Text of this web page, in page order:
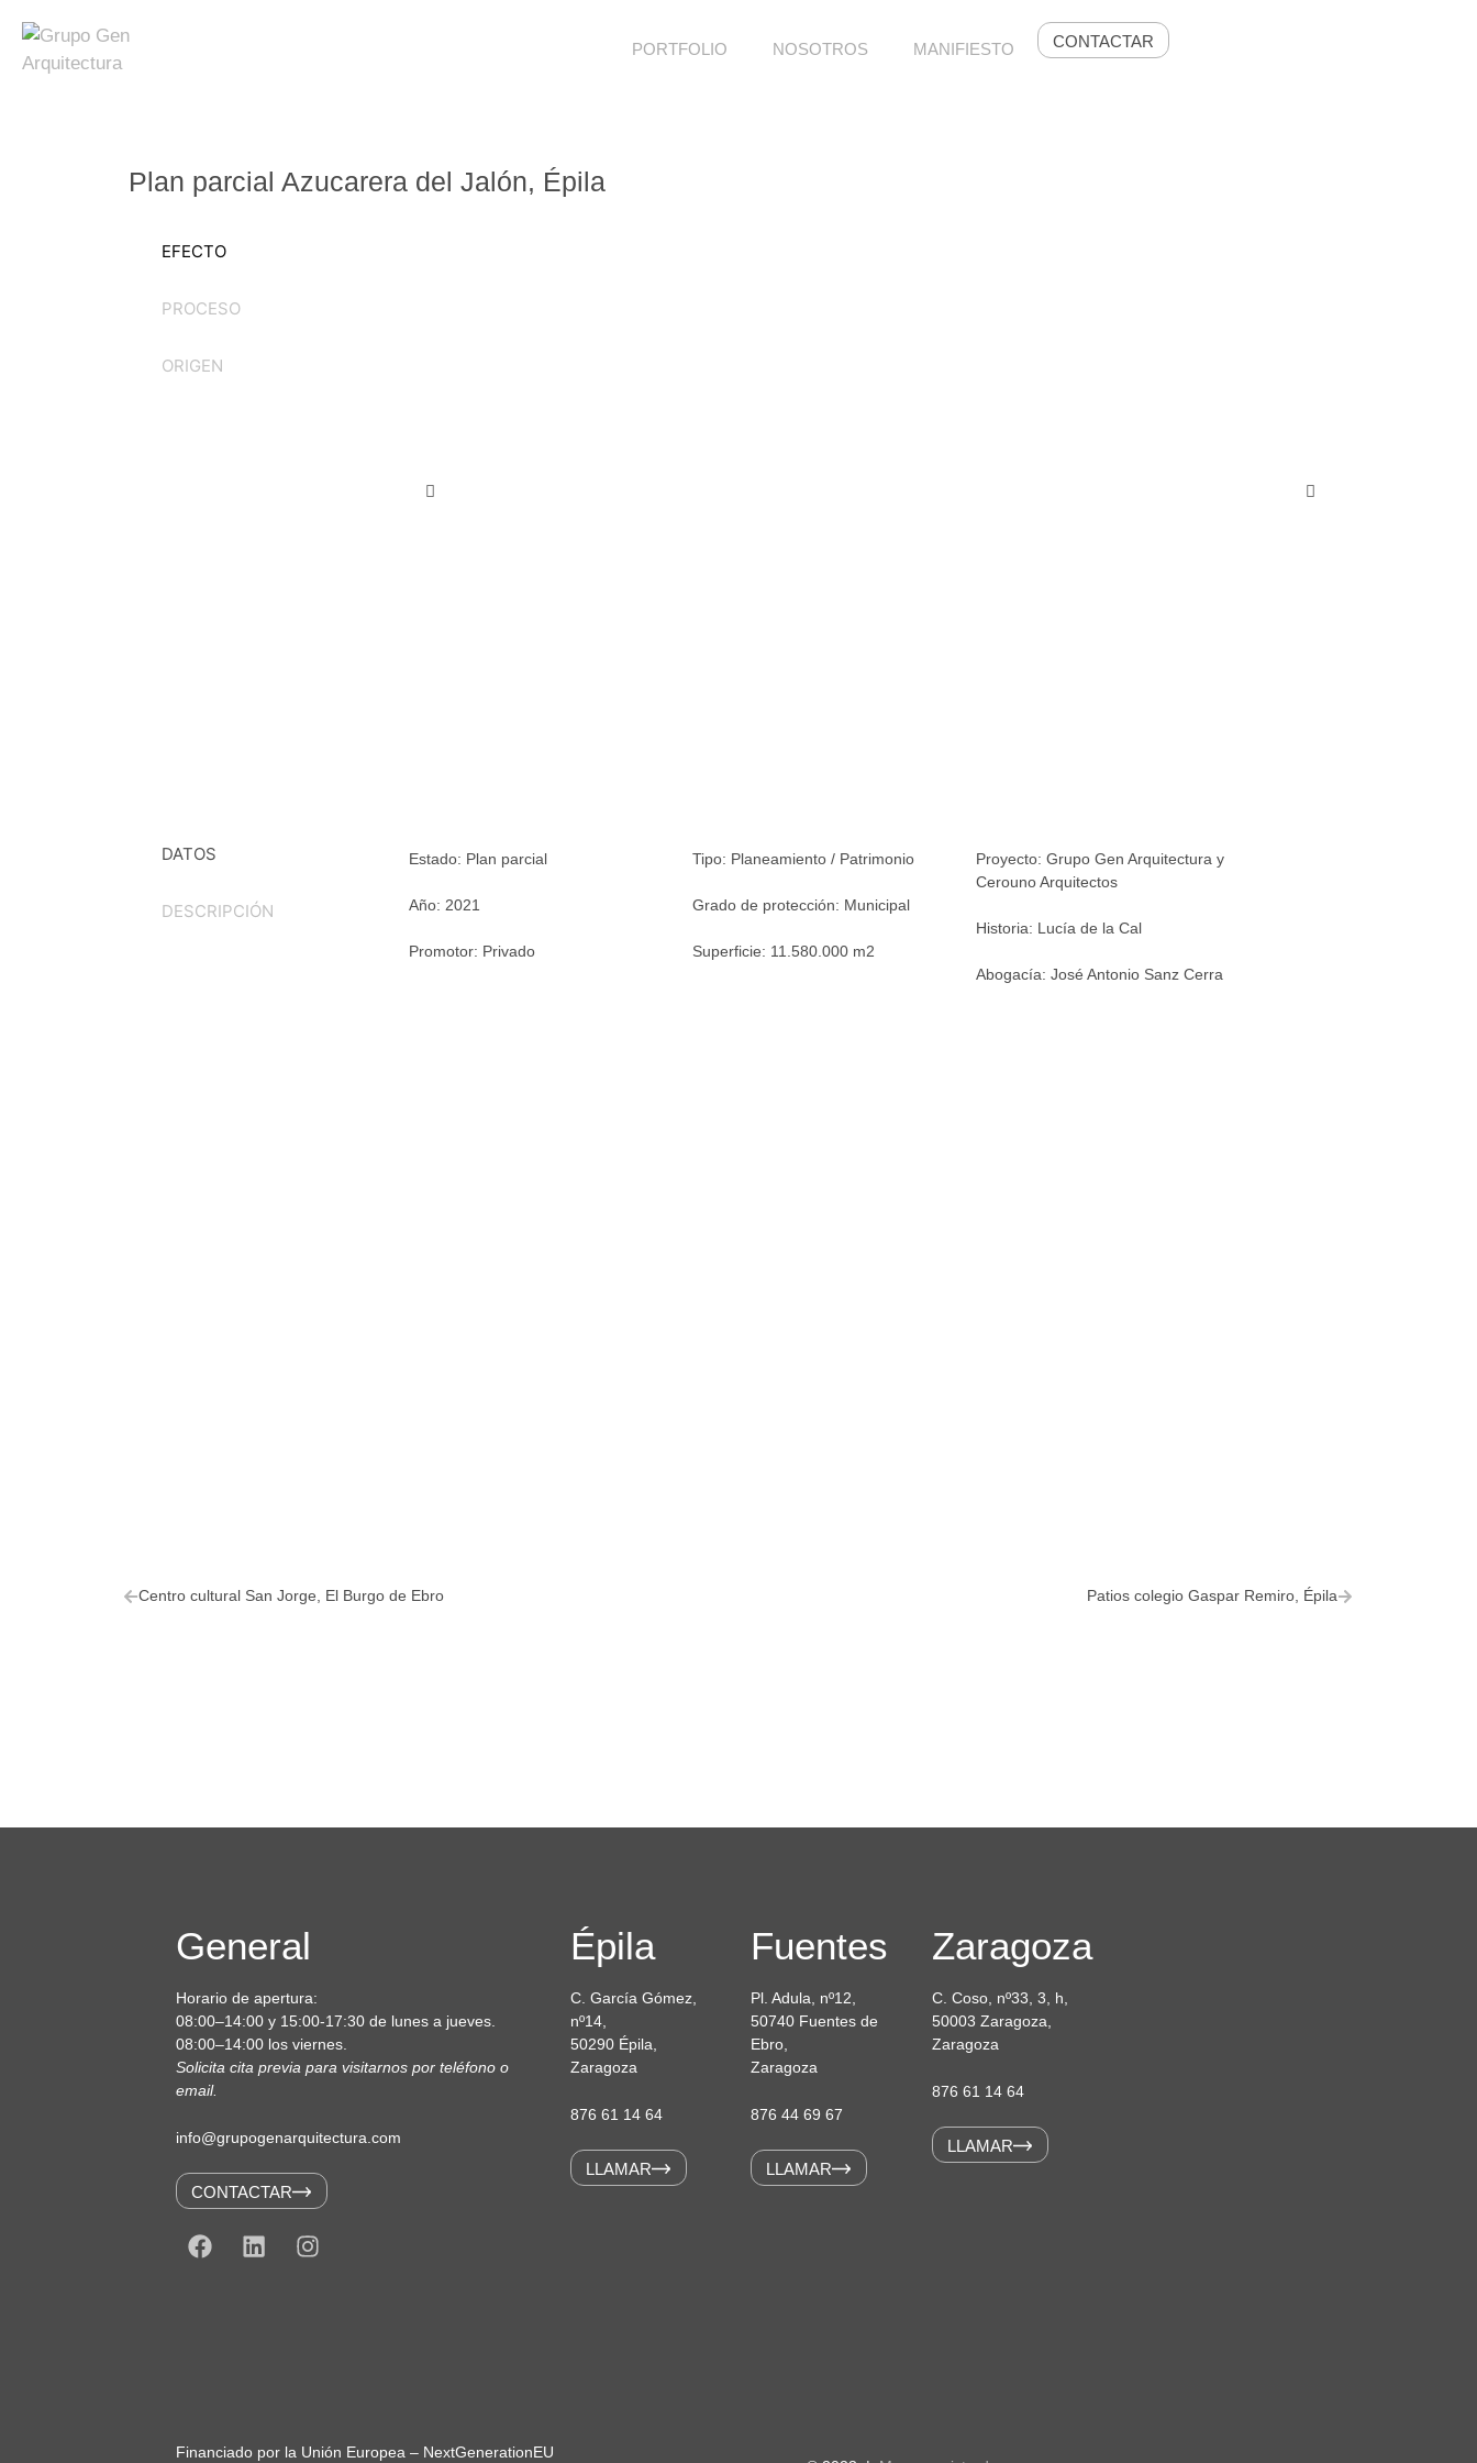
PORTFOLIO NOSOTROS MANIFIESTO CONTACTAR
Plan parcial Azucarera del Jalón, Épila
EFECTO
PROCESO
ORIGEN
DATOS
DESCRIPCIÓN
Estado: Plan parcial
Año: 2021
Promotor: Privado
Tipo: Planeamiento / Patrimonio
Grado de protección: Municipal
Superficie: 11.580.000 m2
Proyecto: Grupo Gen Arquitectura y
Cerouno Arquitectos
Historia: Lucía de la Cal
Abogacía: José Antonio Sanz Cerra
Centro cultural San Jorge, El Burgo de Ebro Patios colegio Gaspar Remiro, Épila
General
Horario de apertura:
08:00–14:00 y 15:00-17:30 de lunes a jueves.
08:00–14:00 los viernes.
Solicita cita previa para visitarnos por teléfono o
email.
info@grupogenarquitectura.com
CONTACTAR
Épila
C. García Gómez,
nº14,
50290 Épila,
Zaragoza
876 61 14 64
LLAMAR
Fuentes
Pl. Adula, nº12,
50740 Fuentes de
Ebro,
Zaragoza
876 44 69 67
LLAMAR
Zaragoza
C. Coso, nº33, 3, h,
50003 Zaragoza,
Zaragoza
876 61 14 64
LLAMAR
Financiado por la Unión Europea – NextGenerationEU